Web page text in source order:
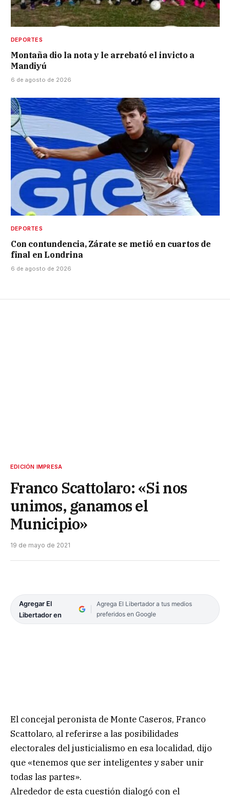
DEPORTES
Montaña dio la nota y le arrebató el invicto a
Mandiyú
6 de agosto de 2026
DEPORTES
Con contundencia, Zárate se metió en cuartos de
final en Londrina
6 de agosto de 2026
EDICIÓN IMPRESA
Franco Scattolaro: «Si nos
unimos, ganamos el
Municipio»
19 de mayo de 2021
Agregar El
Libertador en
Agrega El Libertador a tus medios
preferidos en Google
El concejal peronista de Monte Caseros, Franco
Scattolaro, al referirse a las posibilidades
electorales del justicialismo en esa localidad, dijo
que «tenemos que ser inteligentes y saber unir
todas las partes».
Alrededor de esta cuestión dialogó con el